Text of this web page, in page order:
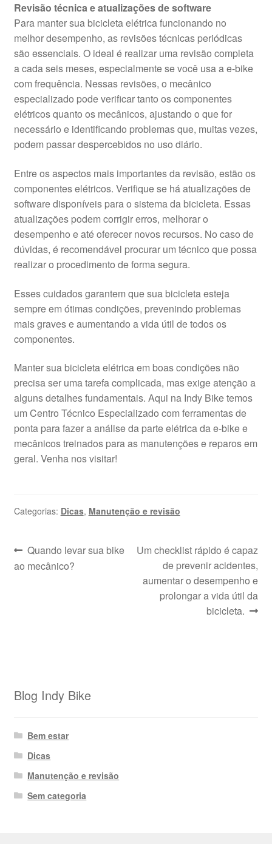
Revisão técnica e atualizações de software
Para manter sua bicicleta elétrica funcionando no
melhor desempenho, as revisões técnicas periódicas
são essenciais. O ideal é realizar uma revisão completa
a cada seis meses, especialmente se você usa a e-bike
com frequência. Nessas revisões, o mecânico
especializado pode verificar tanto os componentes
elétricos quanto os mecânicos, ajustando o que for
necessário e identificando problemas que, muitas vezes,
podem passar despercebidos no uso diário.
Entre os aspectos mais importantes da revisão, estão os
componentes elétricos. Verifique se há atualizações de
software disponíveis para o sistema da bicicleta. Essas
atualizações podem corrigir erros, melhorar o
desempenho e até oferecer novos recursos. No caso de
dúvidas, é recomendável procurar um técnico que possa
realizar o procedimento de forma segura.
Esses cuidados garantem que sua bicicleta esteja
sempre em ótimas condições, prevenindo problemas
mais graves e aumentando a vida útil de todos os
componentes.
Manter sua bicicleta elétrica em boas condições não
precisa ser uma tarefa complicada, mas exige atenção a
alguns detalhes fundamentais. Aqui na Indy Bike temos
um Centro Técnico Especializado com ferramentas de
ponta para fazer a análise da parte elétrica da e-bike e
mecânicos treinados para as manutenções e reparos em
geral. Venha nos visitar!
Categorias: Dicas, Manutenção e revisão
Navegação
de
Post
anterior:
Quando levar sua bike
ao mecânico?
Próximo
Um checklist rápido é capaz
de prevenir acidentes,
aumentar o desempenho e
prolongar a vida útil da
bicicleta.
Blog Indy Bike
Bem estar
Dicas
Manutenção e revisão
Sem categoria